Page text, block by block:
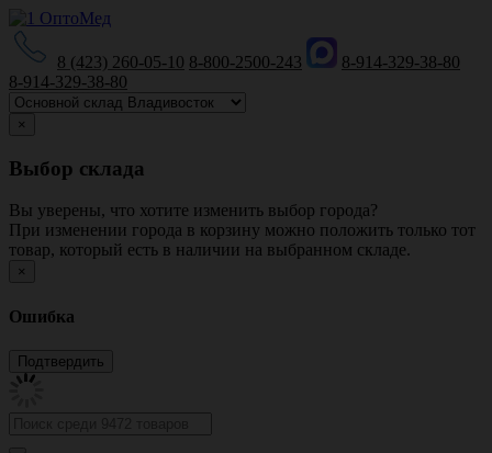
8 (423) 260-05-10 8-800-2500-243
8-914-329-38-80
8-914-329-38-80
×
Выбор склада
Вы уверены, что хотите изменить выбор города?
При изменении города в корзину можно положить только тот
товар, который есть в наличии на выбранном складе.
×
Ошибка